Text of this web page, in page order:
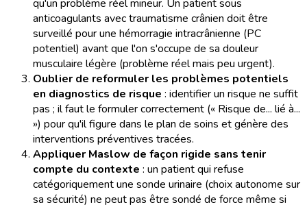
qu'un problème réel mineur. Un patient sous
anticoagulants avec traumatisme crânien doit être
surveillé pour une hémorragie intracrânienne (PC
potentiel) avant que l'on s'occupe de sa douleur
musculaire légère (problème réel mais peu urgent).
Oublier de reformuler les problèmes potentiels
en diagnostics de risque : identifier un risque ne suffit
pas ; il faut le formuler correctement (« Risque de... lié à...
») pour qu'il figure dans le plan de soins et génère des
interventions préventives tracées.
Appliquer Maslow de façon rigide sans tenir
compte du contexte : un patient qui refuse
catégoriquement une sonde urinaire (choix autonome sur
sa sécurité) ne peut pas être sondé de force même si